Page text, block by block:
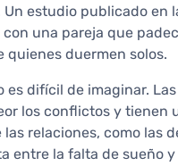
estudio publicado en
una pareja que
quienes duermen solos.
es difícil de imaginar.
los conflictos y
relaciones, como las
entre la falta de sueño